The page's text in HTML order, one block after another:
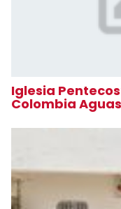
Iglesia
Colombia